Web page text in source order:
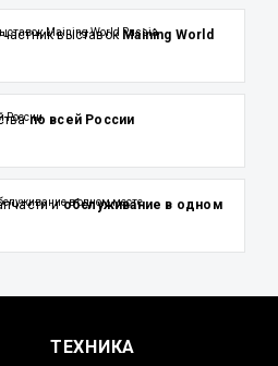
выставок Maining World
по всей России
иобслуживание в одном
ТЕХНИКА